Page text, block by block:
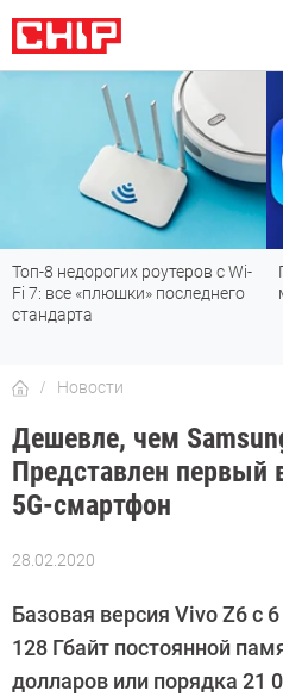
Топ-8 недорогих роутеров с Wi-
Fi 7: все «плюшки» последнего
стандарта
Новости
Дешевле, чем
Представлен первый
5G-смартфон
28.02.2020
Автор:
Кошик
Базовая версия Vivo Z6 с
128 Гбайт постоянной
долларов или порядка 21